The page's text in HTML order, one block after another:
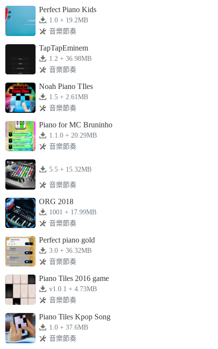
Perfect Piano Kids
1.0 + 19.2MB
音樂節奏
TapTapEminem
1.2 + 36.98MB
音樂節奏
Noah Piano TIles
1.5 + 2.61MB
音樂節奏
Piano for MC Bruninho
1.1.0 + 20.29MB
音樂節奏
5.5 + 15.32MB
音樂節奏
ORG 2018
1001 + 17.99MB
音樂節奏
Perfect piano gold
3.0 + 36.32MB
音樂節奏
Piano Tiles 2016 game
v1.0.1 + 4.73MB
音樂節奏
Piano Tiles Kpop Song
1.0 + 37.6MB
音樂節奏